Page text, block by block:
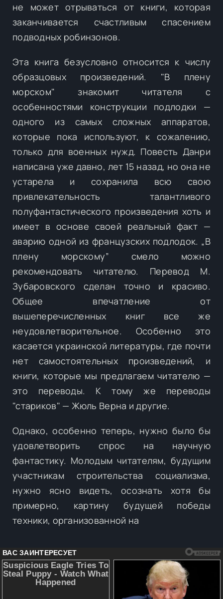
не может отрываться от книги, которая
заканчивается счастливым спасением
подводных робинзонов.
Эта книга безусловно относится к числу
образцовых произведений. "В плену
морском" знакомит читателя с
особенностями конструкции подлодки —
одного из самых сложных аппаратов,
которые пока используют, к сожалению,
только для военных нужд. Повесть Данри
написана уже давно, лет 15 назад, но она не
устарела и сохранила всю свою
привлекательность талантливого
полуфантастического произведения хоть и
имеет в основе своей реальный факт —
аварию одной из французских подлодок. „В
плену морскому” смело можно
рекомендовать читателю. Перевод М.
Зубаровского сделан точно и красиво.
Общее впечатление от
вышеперечисленных книг все же
неудовлетворительное. Особенно это
касается украинской литературы, где почти
нет самостоятельных произведений, и
книги, которые мы предлагаем читателю —
это переводы. К тому же переводы
"стариков" — Жюль Верна и другие.
Однако, особенно теперь, нужно было бы
удовлетворить спрос на научную
фантастику. Молодым читателям, будущим
участникам строительства социализма,
нужно ясно видеть, осознать хотя бы
примерно, картину будущей победы
техники, организованной на